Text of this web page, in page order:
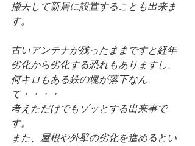
撤去して新居に設置することも出来ま
す。
古いアンテナが残ったままですと経年
劣化から劣化する恐れもありますし、
何キロもある鉄の塊が落下なん
て・・・・
考えただけでもゾッとする出来事で
す。
また、屋根や外壁の劣化を進めるとい